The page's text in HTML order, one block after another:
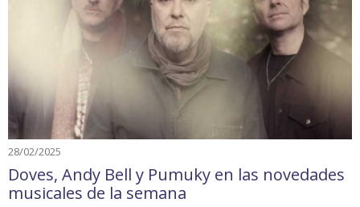
28/02/2025
Doves, Andy Bell y Pumuky en las novedades
musicales de la semana